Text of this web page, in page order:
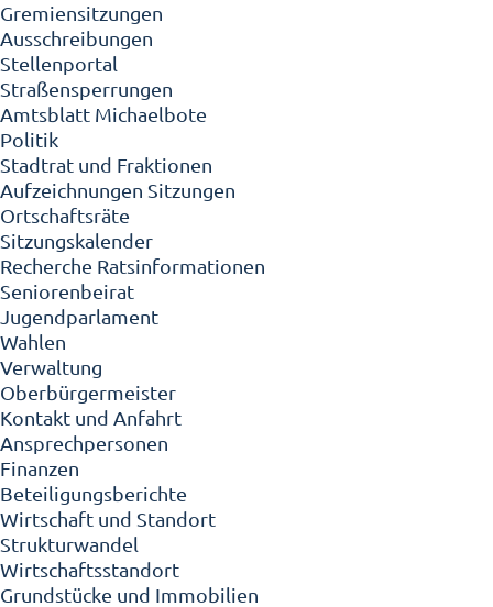
Gremiensitzungen
Ausschreibungen
Stellenportal
Straßensperrungen
Amtsblatt Michaelbote
Politik
Stadtrat und Fraktionen
Aufzeichnungen Sitzungen
Ortschaftsräte
Sitzungskalender
Recherche Ratsinformationen
Seniorenbeirat
Jugendparlament
Wahlen
Verwaltung
Oberbürgermeister
Kontakt und Anfahrt
Ansprechpersonen
Finanzen
Beteiligungsberichte
Wirtschaft und Standort
Strukturwandel
Wirtschaftsstandort
Grundstücke und Immobilien